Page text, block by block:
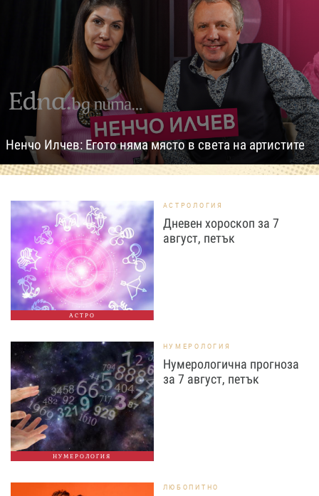
Ненчо Илчев: Егото няма място в света на артистите
АСТРО
АСТРОЛОГИЯ
Дневен хороскоп за 7
август, петък
НУМЕРОЛОГИЯ
НУМЕРОЛОГИЯ
Нумерологична прогноза
за 7 август, петък
ЛЮБОПИТНО